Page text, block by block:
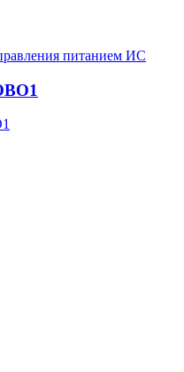
питанием ИС